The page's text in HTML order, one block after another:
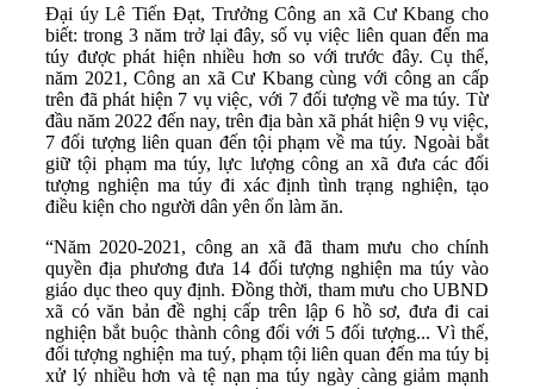
Đại úy Lê Tiến Đạt, Trưởng Công an xã Cư Kbang cho
biết: trong 3 năm trở lại đây, số vụ việc liên quan đến ma
túy được phát hiện nhiều hơn so với trước đây. Cụ thể,
năm 2021, Công an xã Cư Kbang cùng với công an cấp
trên đã phát hiện 7 vụ việc, với 7 đối tượng về ma túy. Từ
đầu năm 2022 đến nay, trên địa bàn xã phát hiện 9 vụ việc,
7 đối tượng liên quan đến tội phạm về ma túy. Ngoài bắt
giữ tội phạm ma túy, lực lượng công an xã đưa các đối
tượng nghiện ma túy đi xác định tình trạng nghiện, tạo
điều kiện cho người dân yên ổn làm ăn.
“Năm 2020-2021, công an xã đã tham mưu cho chính
quyền địa phương đưa 14 đối tượng nghiện ma túy vào
giáo dục theo quy định. Đồng thời, tham mưu cho UBND
xã có văn bản đề nghị cấp trên lập 6 hồ sơ, đưa đi cai
nghiện bắt buộc thành công đối với 5 đối tượng... Vì thế,
đối tượng nghiện ma tuý, phạm tội liên quan đến ma túy bị
xử lý nhiều hơn và tệ nạn ma túy ngày càng giảm mạnh